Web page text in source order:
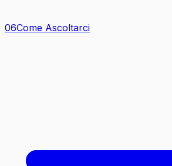
06Come Ascoltarci